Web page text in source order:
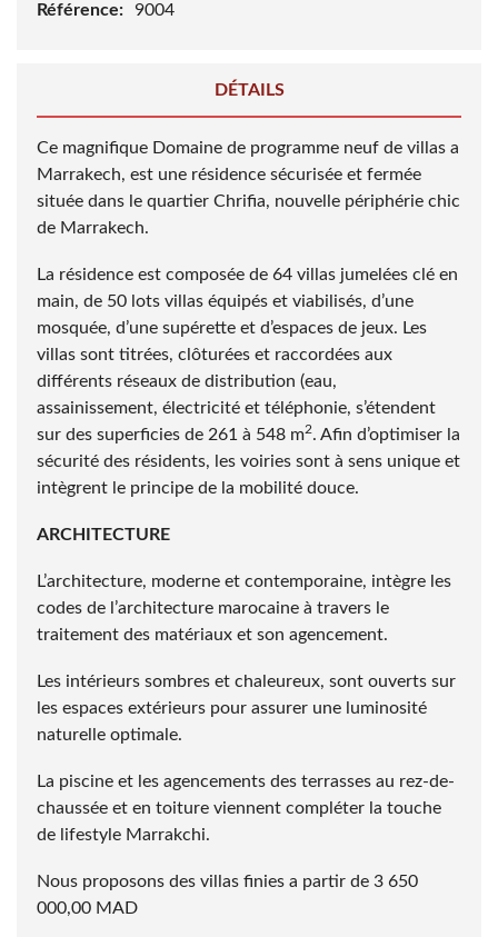
Référence:
9004
DÉTAILS
Ce magnifique Domaine de programme neuf de villas a
Marrakech, est une résidence sécurisée et fermée
située dans le quartier Chrifia, nouvelle périphérie chic
de Marrakech.
La résidence est composée de 64 villas jumelées clé en
main, de 50 lots villas équipés et viabilisés, d’une
mosquée, d’une supérette et d’espaces de jeux. Les
villas sont titrées, clôturées et raccordées aux
différents réseaux de distribution (eau,
assainissement, électricité et téléphonie, s’étendent
sur des superficies de 261 à 548 m2. Afin d’optimiser la
sécurité des résidents, les voiries sont à sens unique et
intègrent le principe de la mobilité douce.
ARCHITECTURE
L’architecture, moderne et contemporaine, intègre les
codes de l’architecture marocaine à travers le
traitement des matériaux et son agencement.
Les intérieurs sombres et chaleureux, sont ouverts sur
les espaces extérieurs pour assurer une luminosité
naturelle optimale.
La piscine et les agencements des terrasses au rez-de-
chaussée et en toiture viennent compléter la touche
de lifestyle Marrakchi.
Nous proposons des villas finies a partir de 3 650
000,00 MAD